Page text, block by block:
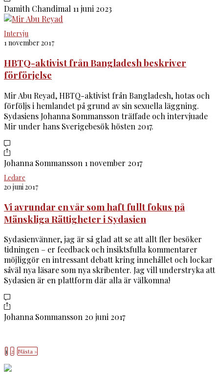
Damith Chandimal 11 juni 2023
Intervju
1 november 2017
HBTQ-aktivist från Bangladesh beskriver
förförjelse
Mir Abu Reyad, HBTQ-aktivist från Bangladesh, hotas och
förföljs i hemlandet på grund av sin sexuella läggning.
Sydasiens Johanna Sommansson träffade och intervjuade
Mir under hans Sverigebesök hösten 2017.
Johanna Sommansson 1 november 2017
Ledare
20 juni 2017
Vi avrundar en vår som haft fullt fokus på
Mänskliga Rättigheter i Sydasien
Sydasienvänner, jag är så glad att se att allt fler besöker
tidningen – er feedback och insiktsfulla kommentarer
möjliggör en intressant debatt kring innehållet och lockar
såväl nya läsare som nya skribenter. Jag vill understryka att
Sydasien är en plattform där alla är välkomna!
Johanna Sommansson 20 juni 2017
1 2 Nästa »